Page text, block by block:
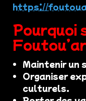
https://
Pourquoi
Maintenir un
Organiser
culturels.